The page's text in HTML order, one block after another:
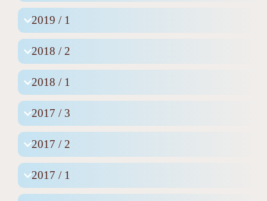
2019 / 1
2018 / 2
2018 / 1
2017 / 3
2017 / 2
2017 / 1